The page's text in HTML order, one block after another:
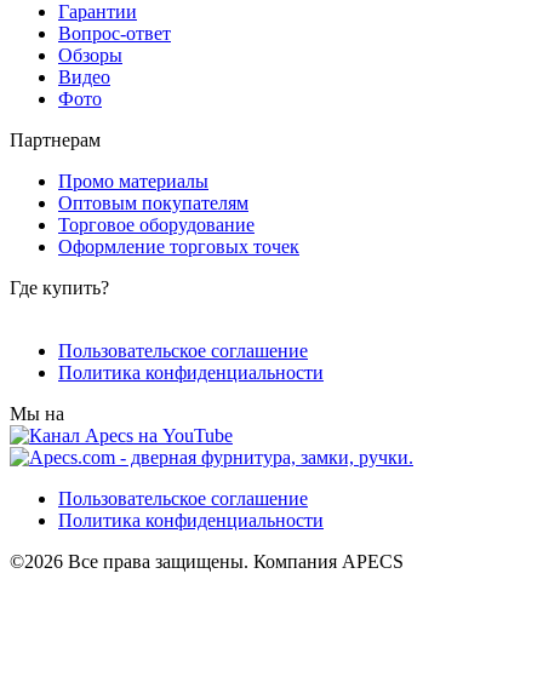
Гарантии
Вопрос-ответ
Обзоры
Видео
Фото
Партнерам
Промо материалы
Оптовым покупателям
Торговое оборудование
Оформление торговых точек
Где купить?
Пользовательское соглашение
Политика конфиденциальности
Мы на
Пользовательское соглашение
Политика конфиденциальности
©2026 Все права защищены. Компания APECS